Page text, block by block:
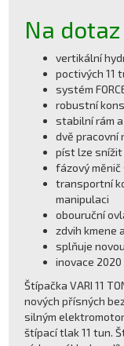
Na dotaz
vertikální
poctivých 11
systém
robustní
stabilní rám
dvě pracovní
píst lze
fázový
transportní
manipulaci
obouruční
zdvih kmene
splňuje
inovace
Štípačka VARI 11
nových přísných
silným
štípací tlak 11 tun.